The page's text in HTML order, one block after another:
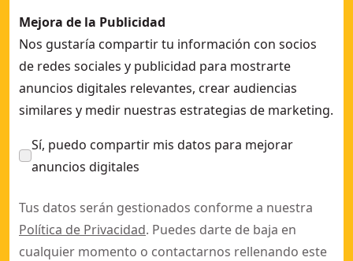
Mejora de la Publicidad
Nos gustaría compartir tu información con socios
de redes sociales y publicidad para mostrarte
anuncios digitales relevantes, crear audiencias
similares y medir nuestras estrategias de marketing.
Sí, puedo compartir mis datos para mejorar
anuncios digitales
Tus datos serán gestionados conforme a nuestra
Política de Privacidad. Puedes darte de baja en
cualquier momento o contactarnos rellenando este